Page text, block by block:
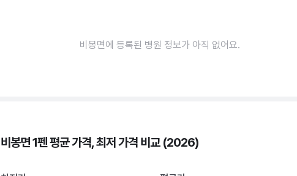
비봉면에 등록된 병원 정보가 아직 없어요.
비봉면 1펜 평균 가격, 최저 가격 비교 (2026)